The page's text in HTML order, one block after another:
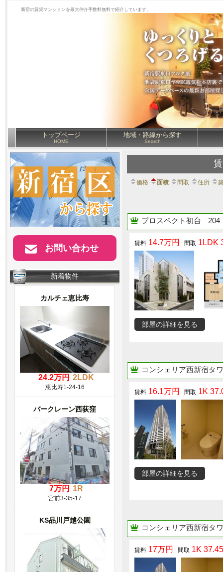
新宿の賃貸マンションを最大仲介手数料無料で紹介しています。
トップページ
HOME
地域・路線から探す
Search
価格 面積 間取 住所
プロスペクト初台 204
14.7万円 1LDK
部屋の詳細を見る
コンシェリア西新宿タ
16.1万円 1K
部屋の詳細を見る
コンシェリア西新宿タ
17万円 1K
お問い合わせ
新着物件
カルチェ恵比寿
24.2万円 2LDK
恵比寿1-24-16
バークレーン西荻窪
7万円 1R
宮前3-35-17
KS品川戸越公園